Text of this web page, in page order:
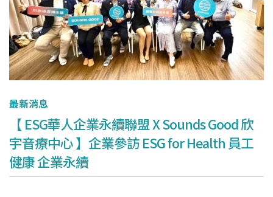
最新消息
【 ESG華人企業永續聯盟 X Sounds Good 欣
宇音療中心 】企業參訪 ESG for Health 員工
健康 企業永續